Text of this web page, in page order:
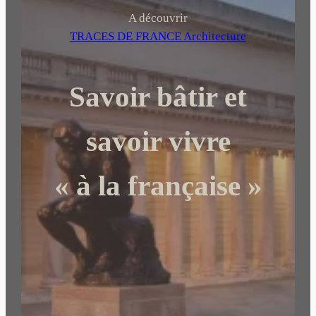
r
c
h
r
A découvrir
TRACES DE FRANCE Architecture
Savoir bâtir et
savoir vivre
« à la française »